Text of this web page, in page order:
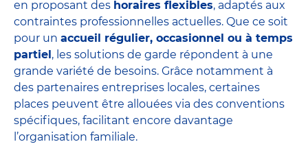
en proposant des horaires flexibles, adaptés aux
contraintes professionnelles actuelles. Que ce soit
pour un accueil régulier, occasionnel ou à temps
partiel, les solutions de garde répondent à une
grande variété de besoins. Grâce notamment à
des partenaires entreprises locales, certaines
places peuvent être allouées via des conventions
spécifiques, facilitant encore davantage
l’organisation familiale.